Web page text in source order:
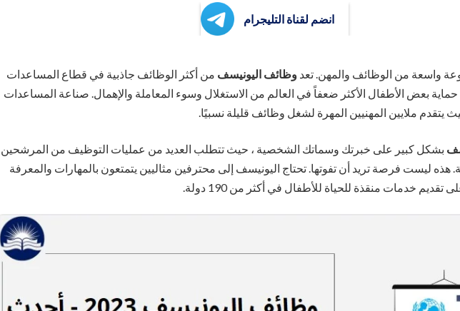
انضم لقناة التليجرام
واسعة من الوظائف والمهن. تعد وظائف اليونيسف من أكثر الوظائف جاذبية في قطاع المساعدات
حماية بعض الأطفال الأكثر ضعفاً في العالم من الاستغلال وسوء المعاملة والإهمال. صناعة المساعدات
يتقدم ملايين المهنيين المهرة لشغل وظائف قليلة نسبيًا.
بشكل كبير على خبرتك وسماتك الشخصية ، حيث تتطلب العديد من عمليات التوظيف من المرشحين
هذه ليست فرصة تريد أن تفوتها. تحتاج اليونيسف إلى محترفين مثاليين يتمتعون بالمهارات والمعرفة
تقديم خدمات منقذة للحياة للأطفال في أكثر من 190 دولة.